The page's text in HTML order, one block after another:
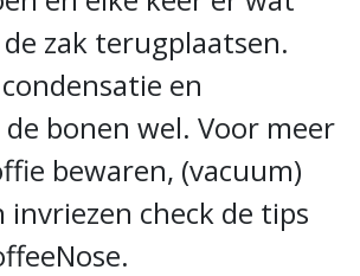
zak terugplaatsen.
en
bonen wel. Voor meer
bewaren, (vacuum)
invriezen check de tips